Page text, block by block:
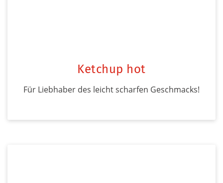
Ketchup hot
Für Liebhaber des leicht scharfen Geschmacks!